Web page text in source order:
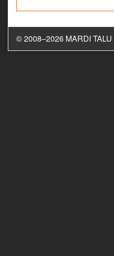
published
on
© 2008–2026 MARDI TALU